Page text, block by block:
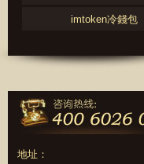
imtoken冷錢包
地址：